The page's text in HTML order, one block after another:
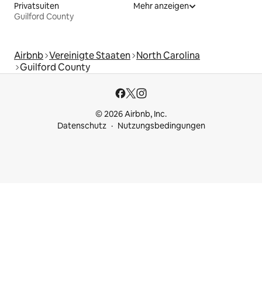
Privatsuiten
Guilford County
Mehr anzeigen
Airbnb Vereinigte Staaten North Carolina
Guilford County
© 2026 Airbnb, Inc.
Datenschutz
Nutzungsbedingungen